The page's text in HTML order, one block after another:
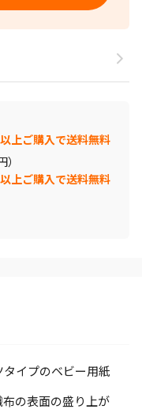
上ご購入で送料無料
）
上ご購入で送料無料
イプのベビー用紙
の表面の盛り上が